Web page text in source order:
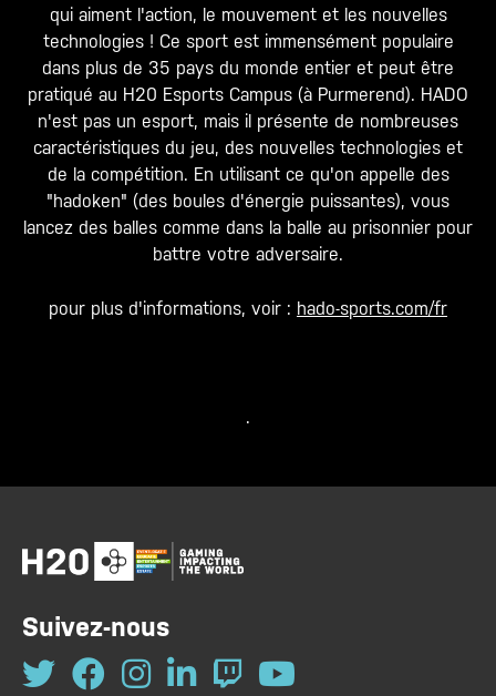
qui aiment l'action, le mouvement et les nouvelles
technologies ! Ce sport est immensément populaire
dans plus de 35 pays du monde entier et peut être
pratiqué au H20 Esports Campus (à Purmerend). HADO
n'est pas un esport, mais il présente de nombreuses
caractéristiques du jeu, des nouvelles technologies et
de la compétition. En utilisant ce qu'on appelle des
"hadoken" (des boules d'énergie puissantes), vous
lancez des balles comme dans la balle au prisonnier pour
battre votre adversaire.
pour plus d'informations, voir : hado-sports.com/fr
.
Suivez-nous